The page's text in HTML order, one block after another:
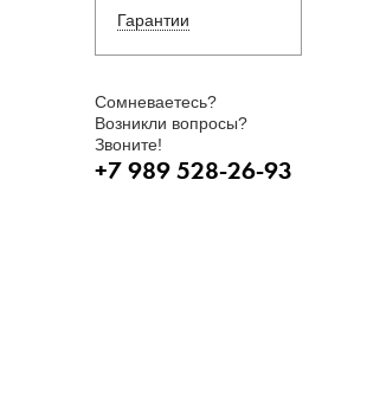
Гарантии
Сомневаетесь?
Возникли вопросы?
Звоните!
+7 989 528-26-93